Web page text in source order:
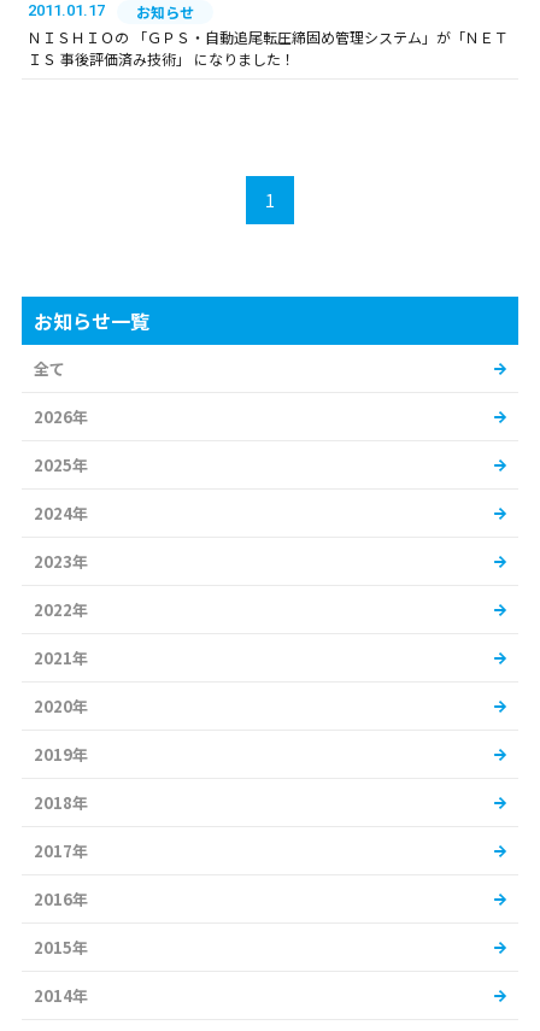
2011.01.17
お知らせ
ＮＩＳＨＩＯの 「ＧＰＳ・自動追尾転圧締固め管理システム」が「ＮＥＴ
ＩＳ 事後評価済み技術」 になりました！
1
お知らせ一覧
全て
2026年
2025年
2024年
2023年
2022年
2021年
2020年
2019年
2018年
2017年
2016年
2015年
2014年